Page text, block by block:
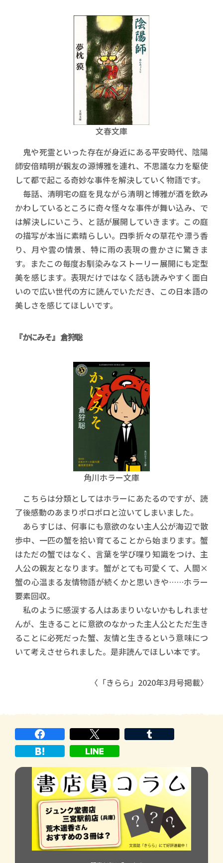
文春文庫
鬼や死霊といった存在が身近にある平安時代、陰陽
師安倍晴明が親友の源博雅を連れ、不思議な力を駆使
して都で起こる奇妙な事件を解決していく物語です。
毎話、清明宅の庭を見ながら清明と博雅が酒を飲み
かわしているところに奇々怪々な事件が舞い込み、で
は解決しにいこう、と話が展開していきます。この庭
の描写が本当に素晴らしい。四季折々の草花や漂う香
り、月や雲の情景、特に雨の表現の豊かさに驚きま
す。またこの毎度お馴染みなストーリー展開にも定型
美を感じます。表現だけではなく話も読みやすく面白
いので広い世代の方に読んでいただき、この日本語の
美しさを感じてほしいです。
『かにみそ』 倉狩聡
角川ホラー文庫
こちらは分類としてはホラーにあたるのですが、読
了後感動のあまりポロポロと泣いてしまいました。
あらすじは、何事にも意欲のない主人公が海辺で散
歩中、一匹の蟹を拾い育てることから始まります。蟹
はただの蟹ではなく、言葉を学び喋り知識をつけ、主
人公の親友となります。蟹がとても可愛くて、人間×
蟹の心温まる友情物語が続くかと思いきや……ホラー
要素回収。
私のように感涙する人はあまりいないかもしれませ
んが、生きることに意欲のなかった主人公とただ生き
ることに必死だった蟹、友情と生きるという意味につ
いて考えさせられました。是非読んでほしい本です。
〈「きらら」2020年3月号掲載〉